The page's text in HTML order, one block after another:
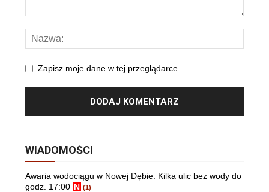
Zapisz moje dane w tej przeglądarce.
WIADOMOŚCI
Awaria wodociągu w Nowej Dębie. Kilka ulic bez wody do
godz. 17:00 N (1)